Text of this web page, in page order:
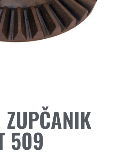
ZUPČANIK
509